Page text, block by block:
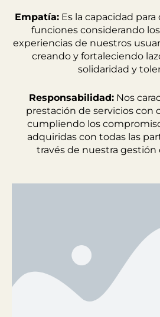
Empatía:Es la capacidad para
funciones considerando
experiencias de nuestros
creando y fortaleciendo
solidaridad y
Responsabilidad:Nos
prestación de servicios con
cumpliendo los
adquiridas con todas las
través de nuestra gestión